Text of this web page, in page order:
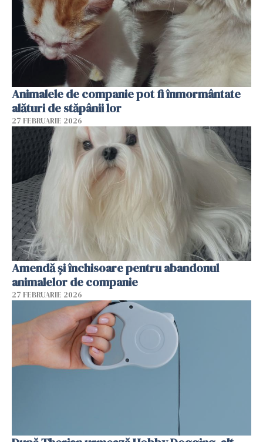
Animalele de companie pot fi înmormântate
alături de stăpânii lor
27 FEBRUARIE 2026
Amendă și închisoare pentru abandonul
animalelor de companie
27 FEBRUARIE 2026